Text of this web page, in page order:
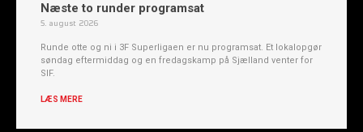
Næste to runder programsat
5. august 2026
Runde otte og ni i 3F Superligaen er nu programsat. Et lokalopgør
søndag eftermiddag og en fredagskamp på Sjælland venter for
SIF.
LÆS MERE